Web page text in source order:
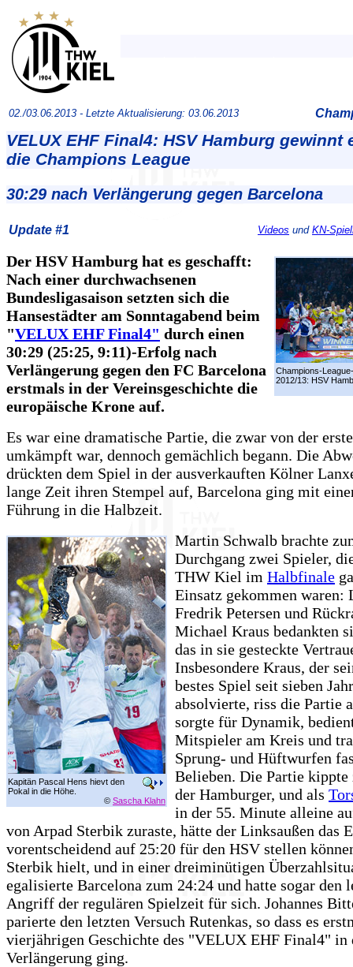
02./03.06.2013 - Letzte Aktualisierung: 03.06.2013
VELUX EHF Final4: HSV Hamburg gewinnt
die Champions League
30:29 nach Verlängerung gegen Barcelona
Update #1 Videos und KN-
Champions-
2012/13: HSV
Der HSV Hamburg hat es geschafft:
Nach einer durchwachsenen
Bundesligasaison setzten sich die
Hansestädter am Sonntagabend beim
"VELUX EHF Final4" durch einen
30:29 (25:25, 9:11)-Erfolg nach
Verlängerung gegen den FC Barcelona
erstmals in der Vereinsgeschichte die
europäische Krone auf.
Es war eine dramatische Partie, die zwar von der
umkämpft war, dennoch gemächlich begann. Die
drückten dem Spiel in der ausverkauften Kölner
lange Zeit ihren Stempel auf, Barcelona ging mit
Führung in die Halbzeit.
Kapitän Pascal Hens hievt den
Pokal in die Höhe.
© Sascha Klahn
Martin Schwalb brachte
Durchgang zwei Spieler,
THW Kiel im Halbfinale
Einsatz gekommen waren:
Fredrik Petersen und
Michael Kraus bedankten
das in sie gesteckte
Insbesondere Kraus, der
bestes Spiel seit sieben
absolvierte, riss die Partie
sorgte für Dynamik,
Mitspieler am Kreis und
Sprung- und Hüftwurfen
Belieben. Die Partie kippte
der Hamburger, und als
in der 55. Minute alleine
von Arpad Sterbik zuraste, hätte der Linksaußen das
vorentscheidend auf 25:20 für den HSV stellen
Sterbik hielt, und in einer dreiminütigen
egalisierte Barcelona zum 24:24 und hatte sogar den
Angriff der regulären Spielzeit für sich. Johannes
parierte den letzten Versuch Rutenkas, so dass es
vierjährigen Geschichte des "VELUX EHF Final4" in
Verlängerung ging.